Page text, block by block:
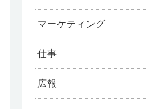
マーケティング
仕事
広報